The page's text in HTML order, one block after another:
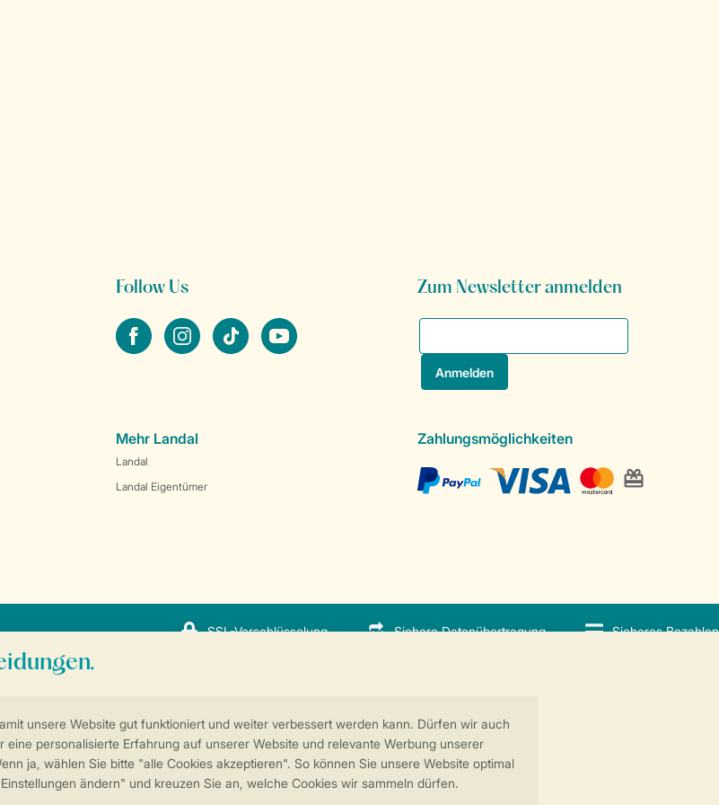
Weitere Informationen und Einstellungen
SSL-Verschlüsselung Sichere Datenübertragung Sicheres Bezahlen
Follow Us
facebookinstagramtiktok youtube
Zum Newsletter anmelden
Mehr Landal
Landal
Landal Eigentümer
Zahlungsmöglichkeiten